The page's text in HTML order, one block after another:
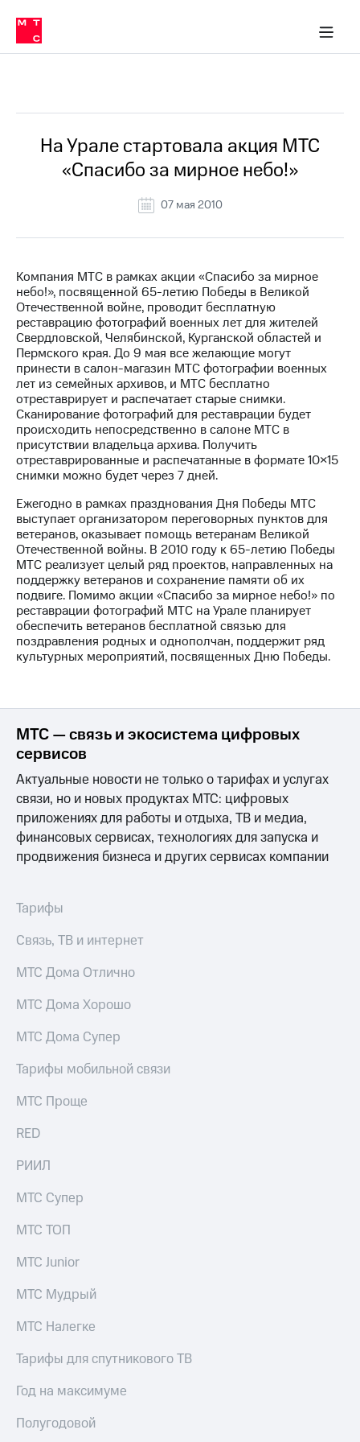
Медиа-центр
и акционерам
Устойчивое развитие
Комплаенс и деловая этика
компании
Карьера
История
компании
Руководство
Контакты
Медиа-центр
Пресс-
релизы
МТС
о технологиях
Достижения
Интервью
отчетность
Контакты
Новости
в
регионе
и акционерам
Корпоративное
управление
секретарь
информации
Информация
Документы
ПАО
"МТС"
Собрания
акционеров
Личный
Контроль
аудит
акций
Описание
Программа
приобретения
Порядок
акций
Еврооблигации-2023
о
именных
Другое
Регистратор
Реквизиты
развитие
этика
На главную
в МТС
Пресс-
релизы
о технологиях
На Урале стартовала акция МТС
«Спасибо за мирное небо!»
07 мая 2010
Компания МТС в рамках акции «Спасибо за мирное
небо!», посвященной 65-летию Победы в Великой
Отечественной войне, проводит бесплатную
реставрацию фотографий военных лет для жителей
Свердловской, Челябинской, Курганской областей и
Пермского края. До 9 мая все желающие могут
принести в салон-магазин МТС фотографии военных
лет из семейных архивов, и МТС бесплатно
отреставрирует и распечатает старые снимки.
Сканирование фотографий для реставрации будет
происходить непосредственно в салоне МТС в
присутствии владельца архива. Получить
отреставрированные и распечатанные в формате 10×15
снимки можно будет через 7 дней.
Ежегодно в рамках празднования Дня Победы МТС
выступает организатором переговорных пунктов для
ветеранов, оказывает помощь ветеранам Великой
Отечественной войны. В 2010 году к 65-летию Победы
МТС реализует целый ряд проектов, направленных на
поддержку ветеранов и сохранение памяти об их
подвиге. Помимо акции «Спасибо за мирное небо!» по
реставрации фотографий МТС на Урале планирует
обеспечить ветеранов бесплатной связью для
поздравления родных и однополчан, поддержит ряд
культурных мероприятий, посвященных Дню Победы.
МТС — связь и экосистема цифровых
сервисов
Актуальные новости не только о тарифах и услугах
связи, но и новых продуктах МТС: цифровых
приложениях для работы и отдыха, ТВ и медиа,
финансовых сервисах, технологиях для запуска и
продвижения бизнеса и других сервисах компании
Тарифы
Связь, ТВ и интернет
МТС Дома Отлично
МТС Дома Хорошо
МТС Дома Супер
Тарифы мобильной связи
МТС Проще
RED
РИИЛ
МТС Супер
МТС ТОП
МТС Junior
МТС Мудрый
МТС Налегке
Тарифы для спутникового ТВ
Год на максимуме
Полугодовой